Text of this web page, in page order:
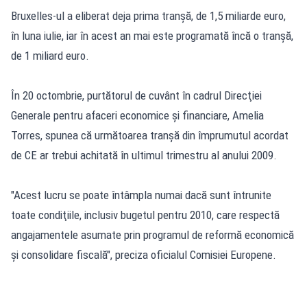
Bruxelles-ul a eliberat deja prima tranşă, de 1,5 miliarde euro,
în luna iulie, iar în acest an mai este programată încă o tranşă,
de 1 miliard euro.
În 20 octombrie, purtătorul de cuvânt în cadrul Direcţiei
Generale pentru afaceri economice şi financiare, Amelia
Torres, spunea că următoarea tranşă din împrumutul acordat
de CE ar trebui achitată în ultimul trimestru al anului 2009.
"Acest lucru se poate întâmpla numai dacă sunt întrunite
toate condiţiile, inclusiv bugetul pentru 2010, care respectă
angajamentele asumate prin programul de reformă economică
şi consolidare fiscală", preciza oficialul Comisiei Europene.